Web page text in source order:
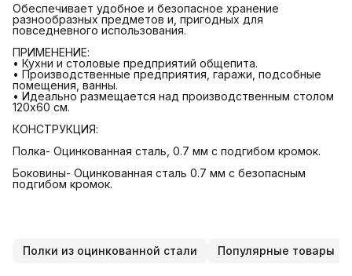
Обеспечивает удобное и безопасное хранение
разнообразных предметов и, пригодных для
повседневного использования.
ПРИМЕНЕНИЕ:
• Кухни и столовые предприятий общепита.
• Производственные предприятия, гаражи, подсобные
помещения, ванны.
• Идеально размещается над производственным столом
120х60 см.
КОНСТРУКЦИЯ:
Полка- Оцинкованная сталь, 0.7 мм с подгибом кромок.
Боковины- Оцинкованная сталь 0.7 мм с безопасным
подгибом кромок.
Полки из оцинкованной стали Популярные товары